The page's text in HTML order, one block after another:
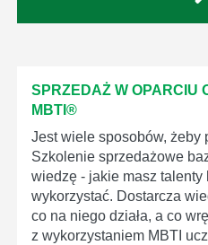
SPRZEDAŻ W OPARCIU
MBTI®
Jest wiele sposobów, żeby
Szkolenie sprzedażowe
wiedzę - jakie masz
wykorzystać. Dostarcza
co na niego działa, a co
z wykorzystaniem MBTI